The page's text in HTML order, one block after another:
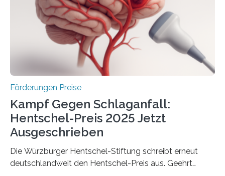
Innovationskompetenz INNO-KOM. Auf dem
Innovationstag Mittelstand 2025 am 5. Juni 2025 in
Berlin überbrachte das Bundesministerium für
Wirtschaft und Energie eine gute Nachricht:
Überplanmäßige Verpflichtungsermächtigungen in
Förderungen Preise
Kampf Gegen Schlaganfall:
Hentschel-Preis 2025 Jetzt
Ausgeschrieben
Die Würzburger Hentschel-Stiftung schreibt erneut
deutschlandweit den Hentschel-Preis aus. Geehrt